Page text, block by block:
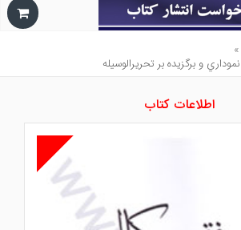
»
و برگزيده بر تحريرالوسيله
اطلاعات کتاب